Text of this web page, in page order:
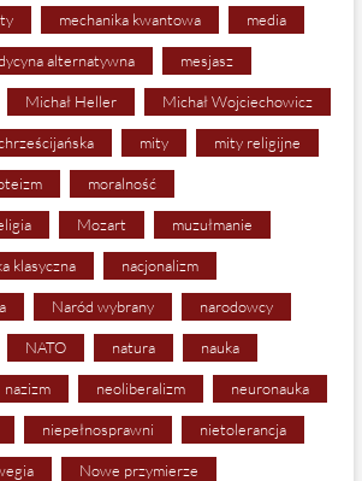
mechanika kwantowa media
alternatywna mesjasz
Michał Heller Michał Wojciechowicz
mity mity religijne
moralność
Mozart muzułmanie
klasyczna nacjonalizm
Naród wybrany narodowcy
NATO natura nauka
nazizm neoliberalizm neuronauka
niepełnosprawni nietolerancja
Nowe przymierze